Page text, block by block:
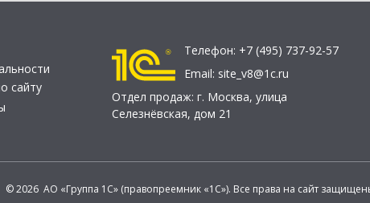
сайту
Телефон: +7 (495) 737-92-57
Email: site_v8@1c.ru
Отдел продаж: г. Москва, улица
Селезнёвская, дом 21
© 2026 АО «Группа 1С» (правопреемник «1С»). Все права на сайт